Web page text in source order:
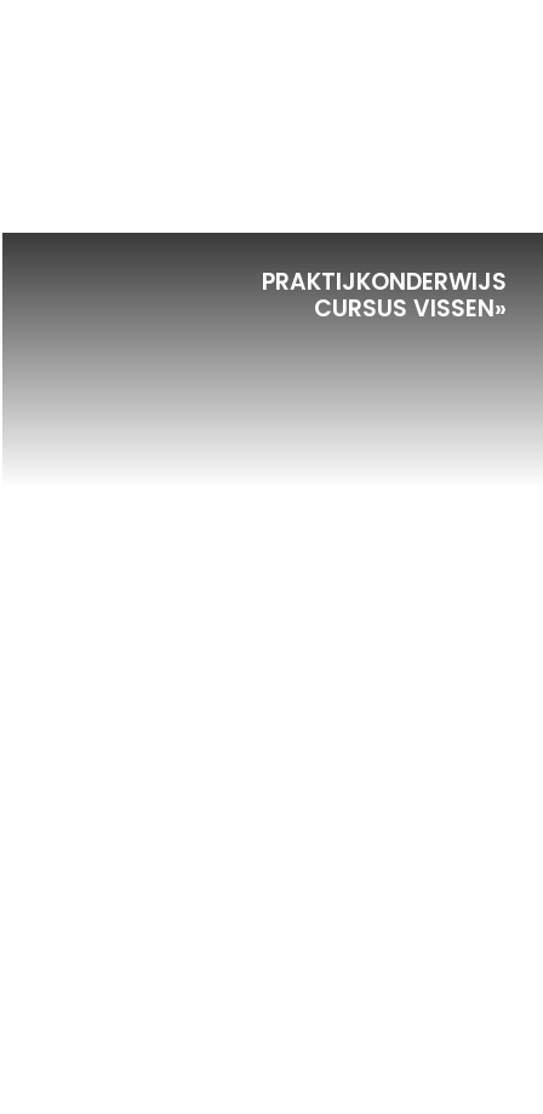
PRAKTIJKONDERWIJS
CURSUS VISSEN»